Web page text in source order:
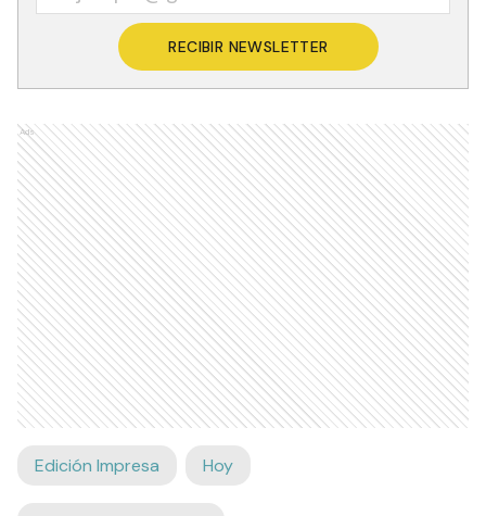
RECIBIR NEWSLETTER
Ads